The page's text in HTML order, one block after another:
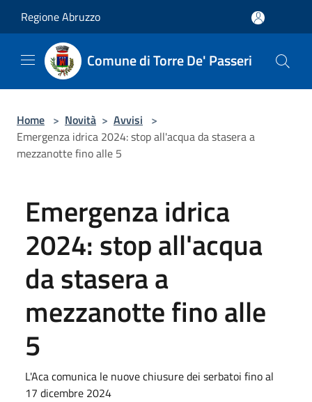
Regione Abruzzo
Comune di Torre De' Passeri
Home > Novità > Avvisi >
Emergenza idrica 2024: stop all'acqua da stasera a
mezzanotte fino alle 5
Emergenza idrica
2024: stop all'acqua
da stasera a
mezzanotte fino alle
5
L'Aca comunica le nuove chiusure dei serbatoi fino al
17 dicembre 2024